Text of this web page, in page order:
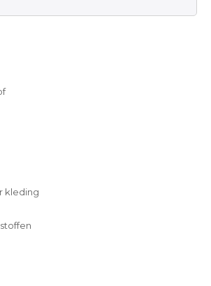
kleding